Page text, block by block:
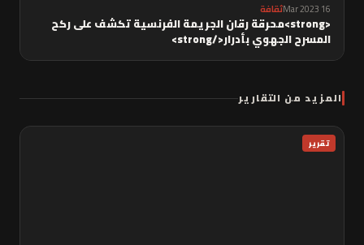
16 Mar 2023 ثقافة
<strong>محرقة رقان الجريمة الفرنسية تكشف على ركح
المسرح الجهوي بأدرار</strong>
المزيد من التقارير
تقرير